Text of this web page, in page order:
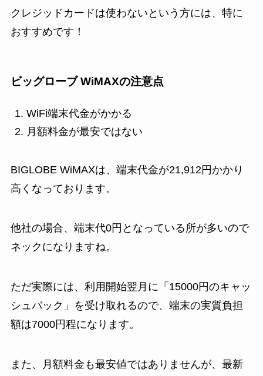
クレジッドカードは使わないという方には、特に
おすすめです！
ビッグローブ WiMAXの注意点
WiFi端末代金がかかる
月額料金が最安ではない
BIGLOBE WiMAXは、端末代金が21,912円かかり
高くなっております。
他社の場合、端末代0円となっている所が多いので
ネックになりますね。
ただ実際には、利用開始翌月に「15000円のキャッ
シュバック」を受け取れるので、端末の実質負担
額は7000円程になります。
また、月額料金も最安値ではありませんが、最新